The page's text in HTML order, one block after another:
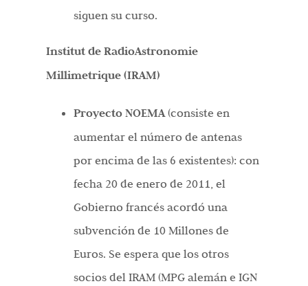
siguen su curso.
Institut de RadioAstronomie
Millimetrique (IRAM)
Proyecto NOEMA(consiste en
aumentar el número de antenas
por encima de las 6 existentes): con
fecha 20 de enero de 2011, el
Gobierno francés acordó una
subvención de 10 Millones de
Euros. Se espera que los otros
socios del IRAM (MPG alemán e IGN